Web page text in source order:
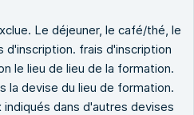
Le déjeuner, le café/thé, le
frais d'inscription
le lieu de lieu de la formation.
la devise du lieu de formation.
dans d'autres devises